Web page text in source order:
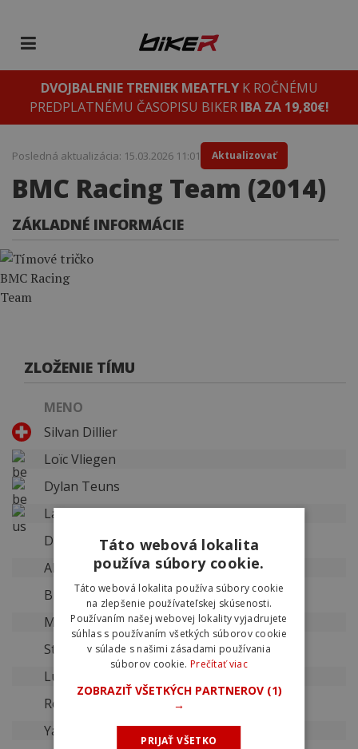
DVOJBALENIE TRENIEK MEATFLYK ROČNÉMU
PREDPLATNÉMU ČASOPISU BIKER IBA ZA 19,80€!
BMC Racing Team (2014)
Posledná aktualizácia: 15.03.2026 11:01 Aktualizovať
ZÁKLADNÉ INFORMÁCIE
ZLOŽENIE TÍMU
MENO
Silvan Dillier
Loïc Vliegen
Dylan Teuns
Larry Warbasse
Darwin Atapuma
Alessandro Ballan
Brent Bookwalter
Marcus Burghardt
Steve Cummings
Luke Davison
Rohan Dennis
Yannick Eijssen
Táto webová lokalita
používa súbory cookie.
Táto webová lokalita používa súbory cookie
na zlepšenie používateľskej skúsenosti.
Používaním našej webovej lokality vyjadrujete
súhlas s používaním všetkých súborov cookie
v súlade s našimi zásadami používania
súborov cookie. Prečítať viac
ZOBRAZIŤ VŠETKÝCH PARTNEROV (1)
→
PRIJAŤ VŠETKO